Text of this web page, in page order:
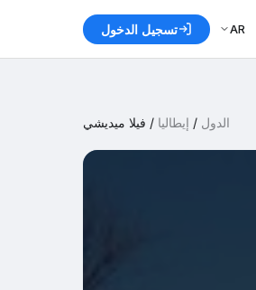
AR تسجيل الدخول
الدول / إيطاليا / فيلا ميديشي